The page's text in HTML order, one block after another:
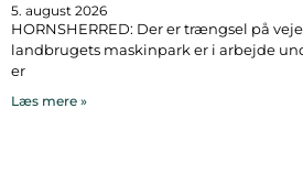
5. august 2026
HORNSHERRED: Der er trængsel på
landbrugets maskinpark er i arbejde
er
Læs mere »